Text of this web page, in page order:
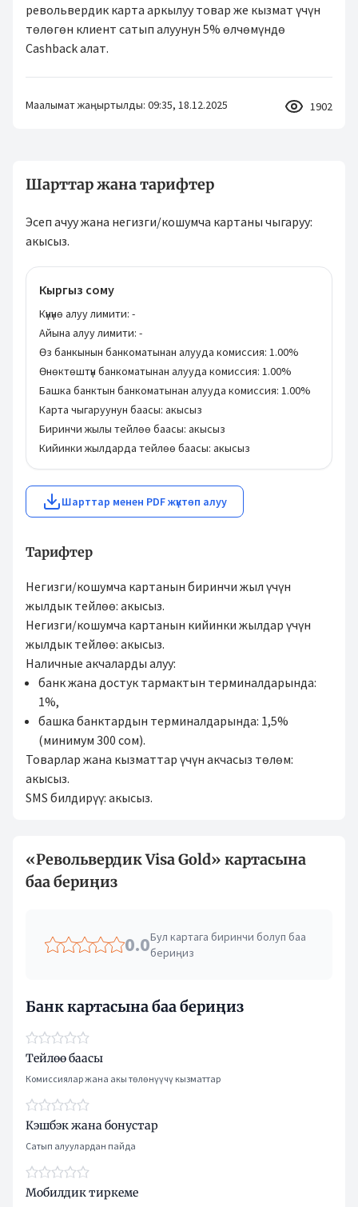
револьвердик карта аркылуу товар же кызмат үчүн
төлөгөн клиент сатып алуунун 5% өлчөмүндө
Cashback алат.
Маалымат жаңыртылды: 09:35, 18.12.2025 1902
Шарттар жана тарифтер
Эсеп ачуу жана негизги/кошумча картаны чыгаруу:
акысыз.
Кыргыз сому
Күнүнө алуу лимити: -
Айына алуу лимити: -
Өз банкынын банкоматынан алууда комиссия: 1.00%
Өнөктөштүн банкоматынан алууда комиссия: 1.00%
Башка банктын банкоматынан алууда комиссия: 1.00%
Карта чыгаруунун баасы: акысыз
Биринчи жылы тейлөө баасы: акысыз
Кийинки жылдарда тейлөө баасы: акысыз
Шарттар менен PDF жүктөп алуу
Тарифтер
Негизги/кошумча картанын биринчи жыл үчүн
жылдык тейлөө: акысыз.
Негизги/кошумча картанын кийинки жылдар үчүн
жылдык тейлөө: акысыз.
Наличные акчаларды алуу:
банк жана достук тармактын терминалдарында:
1%,
башка банктардын терминалдарында: 1,5%
(минимум 300 сом).
Товарлар жана кызматтар үчүн акчасыз төлөм:
акысыз.
SMS билдирүү: акысыз.
«Револьвердик Visa Gold» картасына
баа бериңиз
0.0Бул картага биринчи болуп баа
бериңиз
Банк картасына баа бериңиз
Тейлөө баасы
Комиссиялар жана акы төлөнүүчү кызматтар
Кэшбэк жана бонустар
Сатып алуулардан пайда
Мобилдик тиркеме